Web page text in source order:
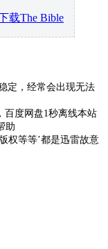
载The Bible
定，经常会出现无法
百度网盘1秒离线本站
助
权等等’都是迅雷故意